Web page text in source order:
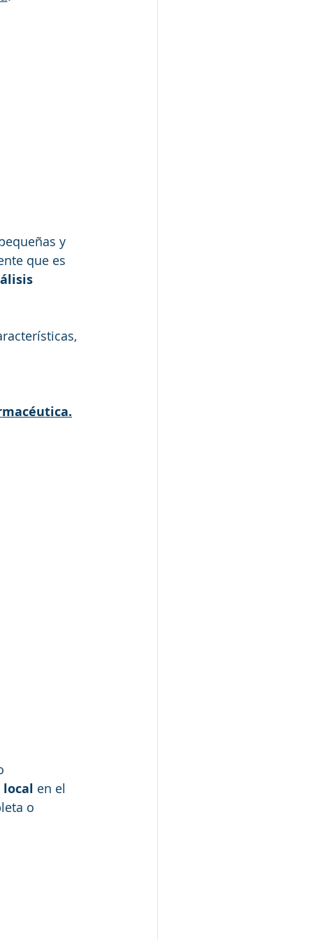
y
que es
en el
o